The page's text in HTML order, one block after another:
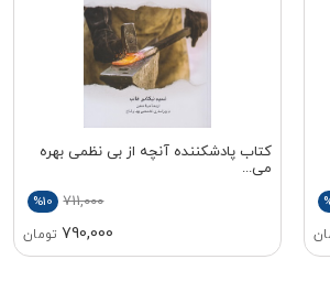
کتاب پادشکننده آنچه از بی نظمی بهره
می...
711,000
%10
790,000 تومان